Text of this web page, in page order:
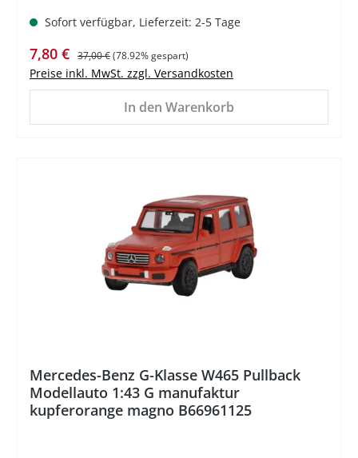
Sofort verfügbar, Lieferzeit: 2-5 Tage
Verkaufspreis:
7,80 € Regulärer Preis:
37,00 €(78.92% gespart)
Preise inkl. MwSt. zzgl. Versandkosten
In den Warenkorb
Mercedes-Benz G-Klasse W465 Pullback
Modellauto 1:43 G manufaktur
kupferorange magno B66961125